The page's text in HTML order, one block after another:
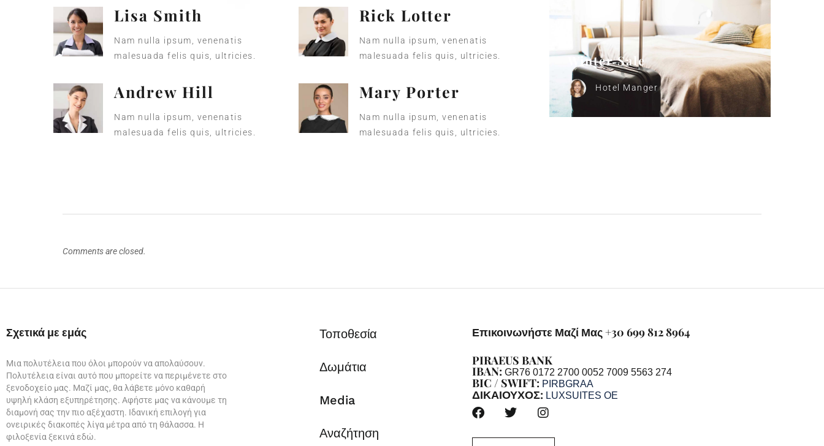
Lisa Smith
Nam nulla ipsum, venenatis
malesuada felis quis, ultricies.
Andrew Hill
Nam nulla ipsum, venenatis
malesuada felis quis, ultricies.
Rick Lotter
Nam nulla ipsum, venenatis
malesuada felis quis, ultricies.
Mary Porter
Nam nulla ipsum, venenatis
malesuada felis quis, ultricies.
Winter Sale
Hotel Manger
Comments are closed.
Σχετικά με εμάς
Μια πολυτέλεια που όλοι μπορούν να απολαύσουν.
Πολυτέλεια είναι αυτό που μπορείτε να περιμένετε στο
ξενοδοχείο μας. Μαζί μας, θα λάβετε μόνο καθαρή
υψηλή κλάση εξυπηρέτησης. Αφήστε μας να κάνουμε τη
διαμονή σας την πιο αξέχαστη. Ιδανική επιλογή για
ονειρικές διακοπές λίγα μέτρα από τη θάλασσα. Η
φιλοξενία ξεκινά εδώ.
Τοποθεσία
Δωμάτια
Media
Αναζήτηση
Επικοινωνήστε Μαζί Μας +30 699 812 8964
PIRAEUS BANK
IBAN: GR76 0172 2700 0052 7009 5563 274
BIC / SWIFT: PIRBGRAA
ΔΙΚΑΙΟΥΧΟΣ: LUXSUITES OE